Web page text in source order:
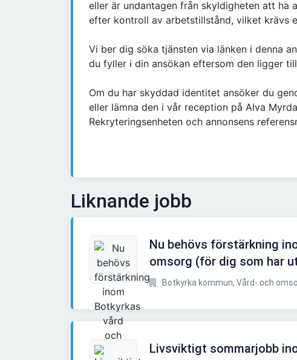
eller är undantagen från skyldigheten att ha
efter kontroll av arbetstillstånd, vilket krävs
Vi ber dig söka tjänsten via länken i denna
du fyller i din ansökan eftersom den ligger
Om du har skyddad identitet ansöker du
eller lämna den i vår reception på Alva
Rekryteringsenheten och annonsens
Liknande jobb
Nu behövs förstärkning
omsorg (för dig som har
Botkyrka kommun, Vård- och
Livsviktigt sommarjobb